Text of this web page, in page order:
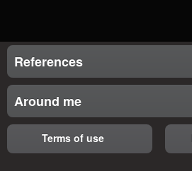
References
Around me
Terms of use